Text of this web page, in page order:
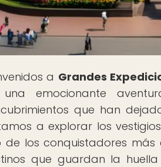
a Grandes
emocionante
que han
a explorar los
de los conquistadores más
que guardan la